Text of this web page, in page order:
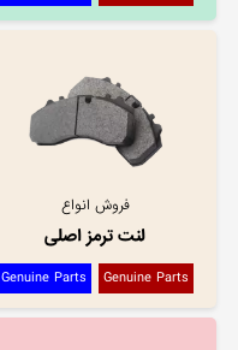
فروش انواع
لنت ترمز اصلی
Genuine Parts
Genuine Parts